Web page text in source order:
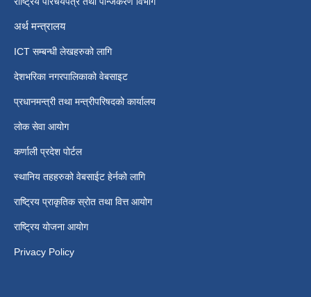
अर्थ मन्त्रालय
ICT सम्बन्धी लेखहरुको लागि
देशभरिका नगरपालिकाको वेबसाइट
प्रधानमन्त्री तथा मन्त्रीपरिषदको कार्यालय
लोक सेवा आयोग
कर्णाली प्रदेश पोर्टल
स्थानिय तहहरुको वेबसाईट हेर्नको लागि
राष्ट्रिय प्राकृतिक स्रोत तथा वित्त आयोग
राष्ट्रिय योजना आयोग
Privacy Policy